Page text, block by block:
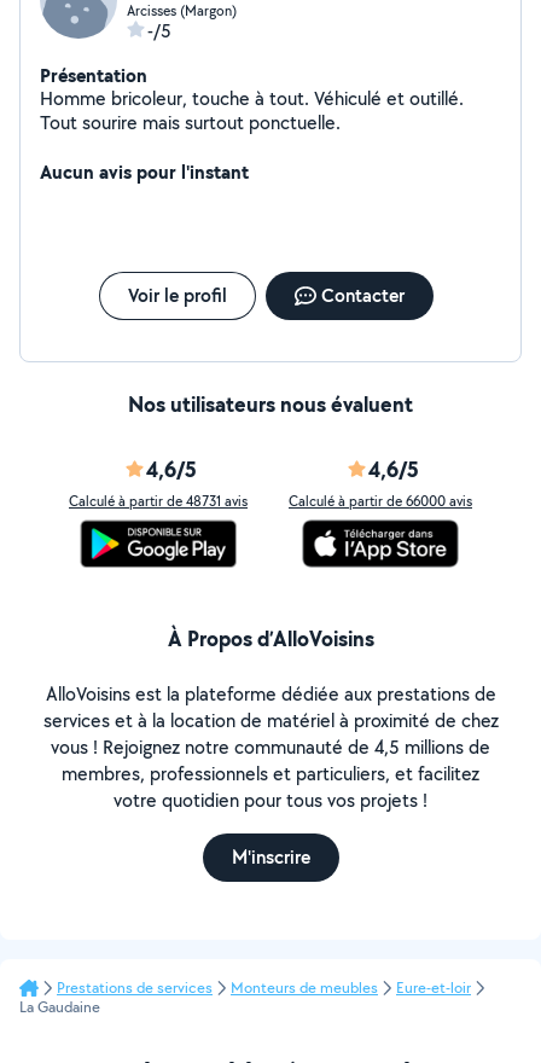
Arcisses (Margon)
-/5
Présentation
Homme bricoleur, touche à tout. Véhiculé et outillé.
Tout sourire mais surtout ponctuelle.
Aucun avis pour l'instant
Voir le profil Contacter
Nos utilisateurs nous évaluent
4,6/5
Calculé à partir de 48731 avis
4,6/5
Calculé à partir de 66000 avis
À Propos d’AlloVoisins
AlloVoisins est la plateforme dédiée aux prestations de
services et à la location de matériel à proximité de chez
vous ! Rejoignez notre communauté de 4,5 millions de
membres, professionnels et particuliers, et facilitez
votre quotidien pour tous vos projets !
M'inscrire
Prestations de services Monteurs de meubles
Eure-et-loir
La Gaudaine